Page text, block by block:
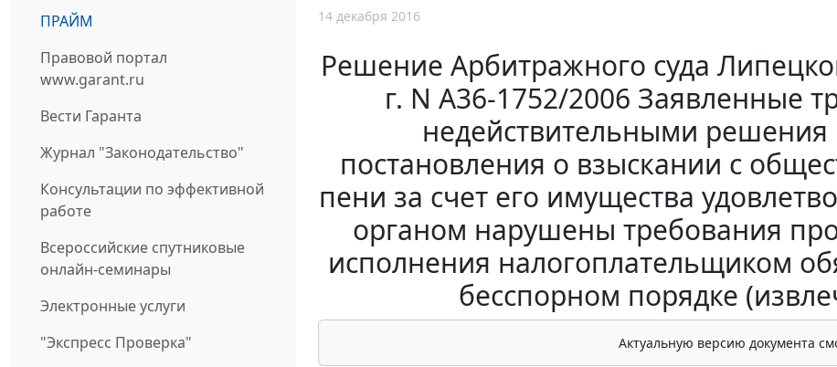
ПРАЙМ
Правовой портал
www.garant.ru
Вести Гаранта
Журнал "Законодательство"
Консультации по эффективной
работе
Всероссийские спутниковые
онлайн-семинары
Электронные услуги
"Экспресс Проверка"
14 декабря 2016
Решение Арбитражного суда
г. N А36-1752/2006 Заявленные
недействительными решения
постановления о взыскании с
пени за счет его имущества
органом нарушены требования
исполнения налогоплательщиком
бесспорном порядке
Актуальную версию документа